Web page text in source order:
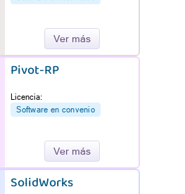
Ver más
Pivot-RP
Licencia:
Software en convenio
Ver más
SolidWorks